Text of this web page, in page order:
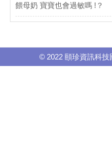
餵母奶 寶寶也會過敏嗎 !？
© 2022 頤珍資訊科